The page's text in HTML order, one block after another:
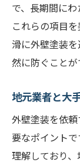
で、長期間にわ
これらの項目
滑に外壁塗装
然に防ぐことが
地元業者と大
外壁塗装を依
要なポイント
理解しており